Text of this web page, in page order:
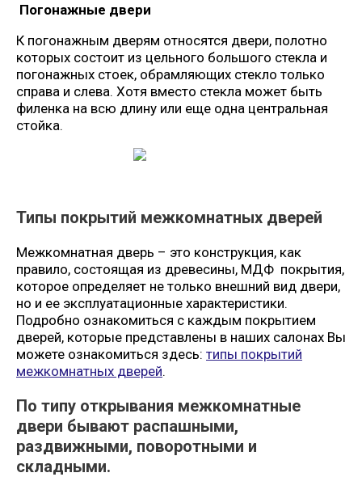
Погонажные двери
К погонажным дверям относятся двери, полотно
которых состоит из цельного большого стекла и
погонажных стоек, обрамляющих стекло только
справа и слева. Хотя вместо стекла может быть
филенка на всю длину или еще одна центральная
стойка.
Типы покрытий межкомнатных дверей
Межкомнатная дверь – это конструкция, как
правило, состоящая из древесины, МДФ покрытия,
которое определяет не только внешний вид двери,
но и ее эксплуатационные характеристики.
Подробно ознакомиться с каждым покрытием
дверей, которые представлены в наших салонах Вы
можете ознакомиться здесь: типы покрытий
межкомнатных дверей.
По типу открывания межкомнатные
двери бывают распашными,
раздвижными, поворотными и
складными.